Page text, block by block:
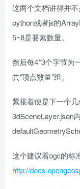
这两个文档讲得并
python或者js的
5~8是要素数量。
然后每4*3个字节为
共“顶点数量”组。
紧接着便是下一个
3dSceneLayer.json
这个建议看ogc的标
http://